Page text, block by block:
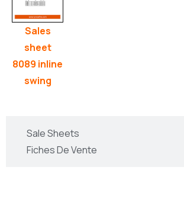
Sale Sheets
Fiches De Vente
Sales
sheet
8089 inline
swing